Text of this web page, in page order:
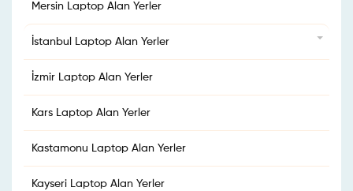
Mersin Laptop Alan Yerler
İstanbul Laptop Alan Yerler
İzmir Laptop Alan Yerler
Kars Laptop Alan Yerler
Kastamonu Laptop Alan Yerler
Kayseri Laptop Alan Yerler